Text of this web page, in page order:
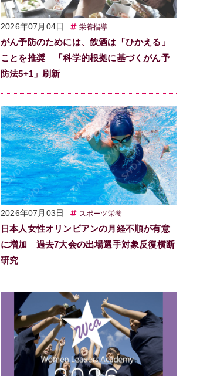
2026年07月04日 栄養指導
がん予防のためには、飲酒は「ひかえる」
ことを推奨 「科学的根拠に基づくがん予
防法5+1」刷新
2026年07月03日 スポーツ栄養
日本人女性オリンピアンの月経不順が有意
に増加 過去7大会の出場選手対象反復横断
研究